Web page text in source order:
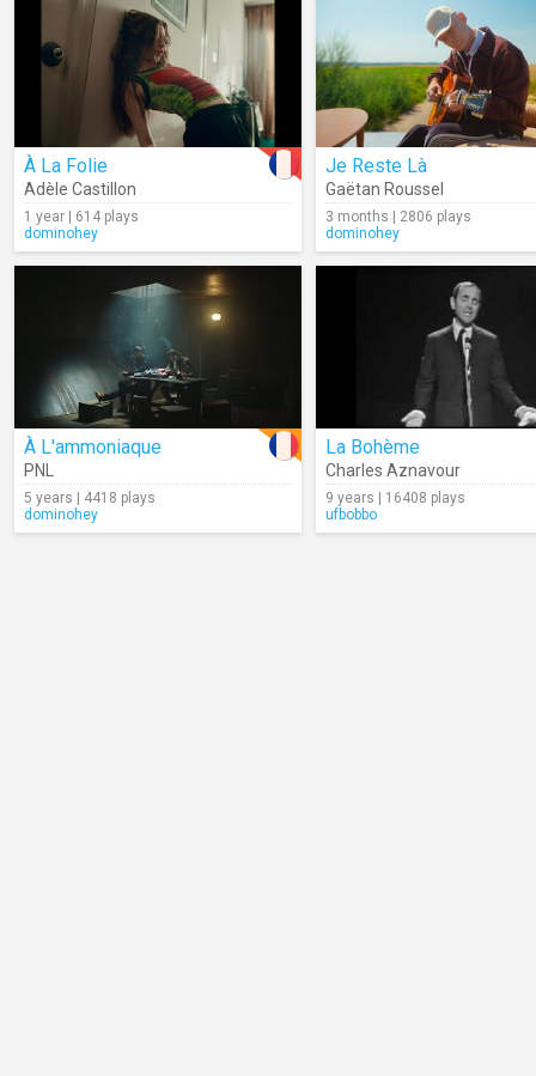
À La Folie
Adèle Castillon
1 year | 614 plays
dominohey
Je Reste Là
Gaëtan Roussel
3 months | 2806 plays
dominohey
À L'ammoniaque
PNL
5 years | 4418 plays
dominohey
La Bohème
Charles Aznavour
9 years | 16408 plays
ufbobbo